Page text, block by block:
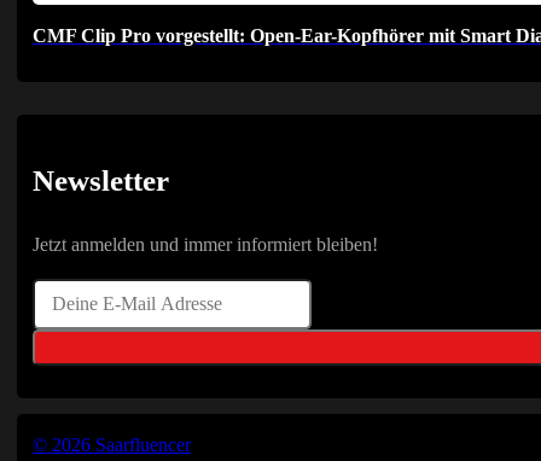
CMF Clip Pro vorgestellt: Open-Ear-Kopfhörer mit Smart
Newsletter
Jetzt anmelden und immer informiert bleiben!
© 2026 Saarfluencer